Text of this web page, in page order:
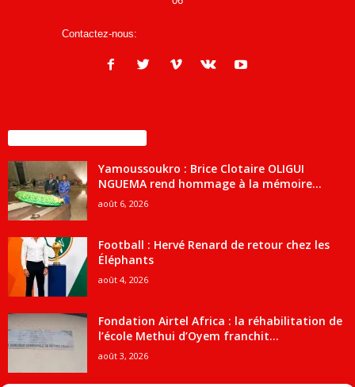
Contactez-nous:
Yamoussoukro : Brice Clotaire OLIGUI
NGUEMA rend hommage à la mémoire...
août 6, 2026
Football : Hervé Renard de retour chez les
Éléphants
août 4, 2026
Fondation Airtel Africa : la réhabilitation de
l’école Methui d’Oyem franchit...
août 3, 2026